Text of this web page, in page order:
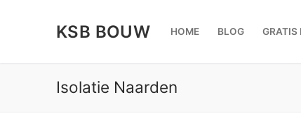
KSB BOUW HOME BLOG GRATIS
Isolatie Naarden